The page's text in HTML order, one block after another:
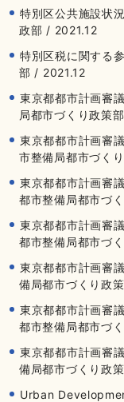
特別区公共施設状
政部 / 2021.12
特別区税に関する
部 / 2021.12
東京都都市計画審
局都市づくり政策
東京都都市計画審
市整備局都市づく
東京都都市計画審
都市整備局都市づ
東京都都市計画審
都市整備局都市づ
東京都都市計画審
備局都市づくり政
東京都都市計画審
都市整備局都市づ
東京都都市計画審
備局都市づくり政
Urban